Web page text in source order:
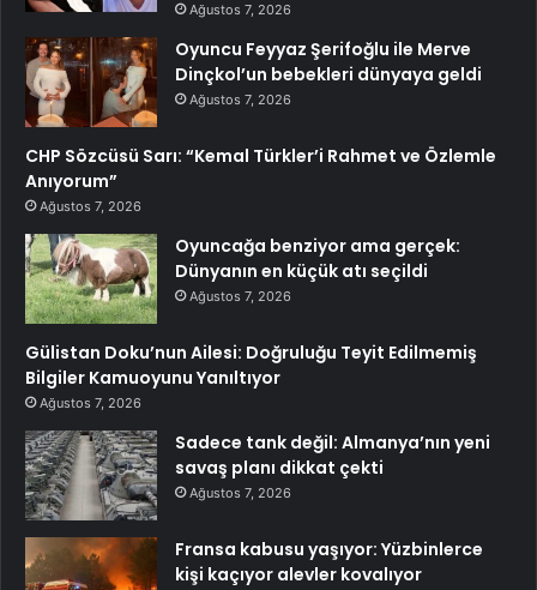
Ağustos 7, 2026
Oyuncu Feyyaz Şerifoğlu ile Merve
Dinçkol’un bebekleri dünyaya geldi
Ağustos 7, 2026
CHP Sözcüsü Sarı: “Kemal Türkler’i Rahmet ve Özlemle
Anıyorum”
Ağustos 7, 2026
Oyuncağa benziyor ama gerçek:
Dünyanın en küçük atı seçildi
Ağustos 7, 2026
Gülistan Doku’nun Ailesi: Doğruluğu Teyit Edilmemiş
Bilgiler Kamuoyunu Yanıltıyor
Ağustos 7, 2026
Sadece tank değil: Almanya’nın yeni
savaş planı dikkat çekti
Ağustos 7, 2026
Fransa kabusu yaşıyor: Yüzbinlerce
kişi kaçıyor alevler kovalıyor